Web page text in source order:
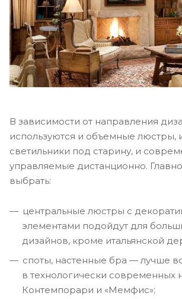
В зависимости от направления
используются и объемные люстры,
светильники под старину, и
управляемые дистанционно.
выбрать:
центральные люстры с
элементами подойдут для
дизайнов, кроме итальянской
споты, настенные бра — лучше
в технологически современных
Контемпорари и «Мемфис»;